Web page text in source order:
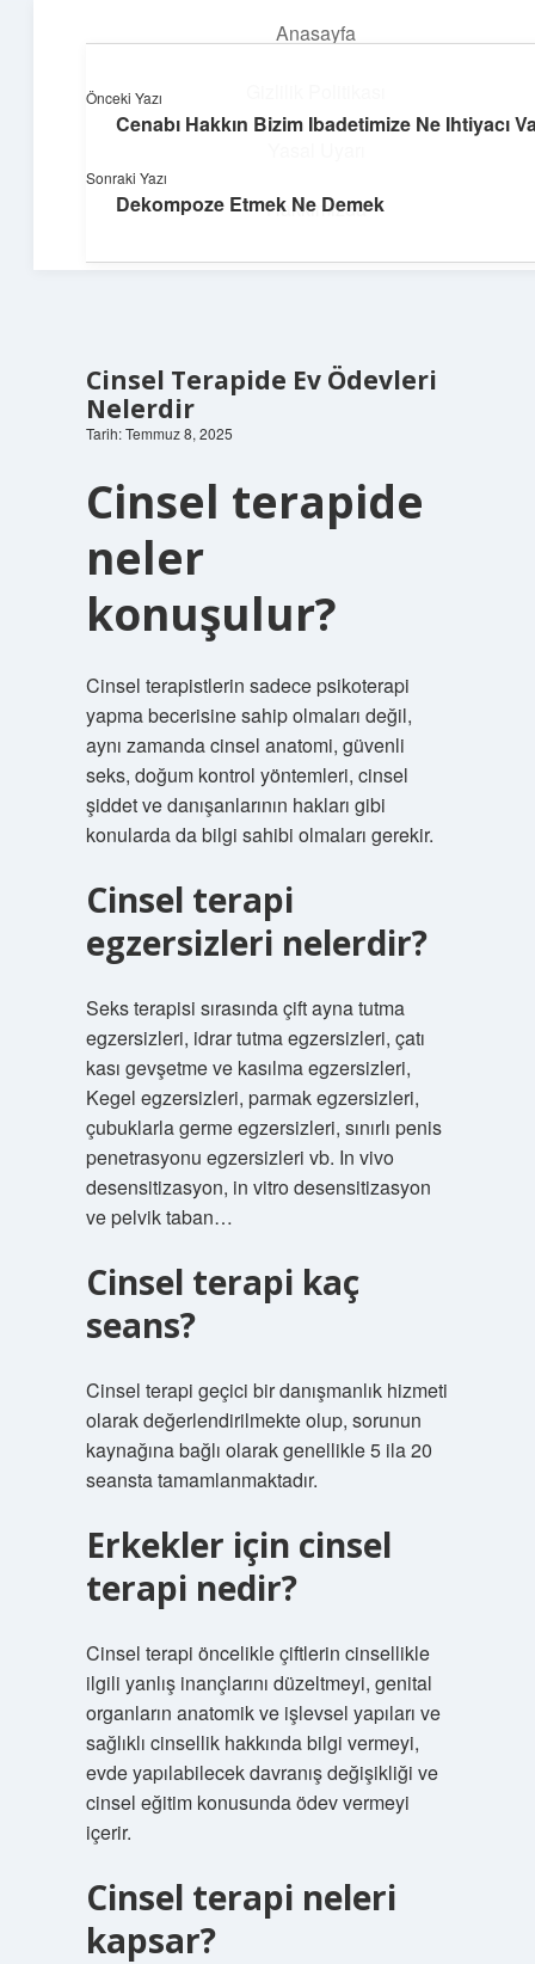
Anasayfa
Hakkımızda
Yaratıcı fikirlerle projelerini canlandır!
Cinsel Terapide Ev Ödevleri
Nelerdir
Tarih: Temmuz 8, 2025
Cinsel terapide
neler
konuşulur?
Cinsel terapistlerin sadece psikoterapi
yapma becerisine sahip olmaları değil,
aynı zamanda cinsel anatomi, güvenli
seks, doğum kontrol yöntemleri, cinsel
şiddet ve danışanlarının hakları gibi
konularda da bilgi sahibi olmaları gerekir.
Cinsel terapi
egzersizleri nelerdir?
Seks terapisi sırasında çift ayna tutma
egzersizleri, idrar tutma egzersizleri, çatı
kası gevşetme ve kasılma egzersizleri,
Kegel egzersizleri, parmak egzersizleri,
çubuklarla germe egzersizleri, sınırlı penis
penetrasyonu egzersizleri vb. In vivo
desensitizasyon, in vitro desensitizasyon
ve pelvik taban…
Cinsel terapi kaç
seans?
Cinsel terapi geçici bir danışmanlık hizmeti
olarak değerlendirilmekte olup, sorunun
kaynağına bağlı olarak genellikle 5 ila 20
seansta tamamlanmaktadır.
Erkekler için cinsel
terapi nedir?
Cinsel terapi öncelikle çiftlerin cinsellikle
ilgili yanlış inançlarını düzeltmeyi, genital
organların anatomik ve işlevsel yapıları ve
sağlıklı cinsellik hakkında bilgi vermeyi,
evde yapılabilecek davranış değişikliği ve
cinsel eğitim konusunda ödev vermeyi
içerir.
Cinsel terapi neleri
kapsar?
Önceki Yazı
Cenabı Hakkın Bizim Ibadetimize Ne Ihtiyacı
Sonraki Yazı
Dekompoze Etmek Ne Demek